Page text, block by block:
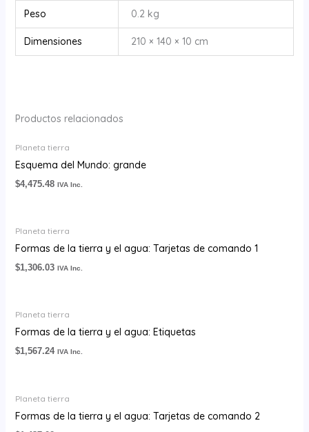
Peso 0.2 kg
Dimensiones 210 × 140 × 10 cm
Productos relacionados
Planeta tierra
Esquema del Mundo: grande
$4,475.48 IVA Inc.
Planeta tierra
Formas de la tierra y el agua: Tarjetas de comando 1
$1,306.03 IVA Inc.
Planeta tierra
Formas de la tierra y el agua: Etiquetas
$1,567.24 IVA Inc.
Planeta tierra
Formas de la tierra y el agua: Tarjetas de comando 2